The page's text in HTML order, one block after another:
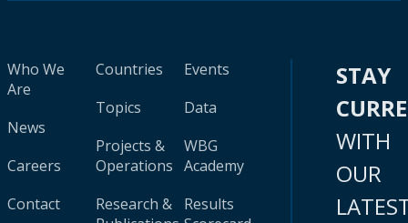
Who We
Are
News
Careers
Contact
Countries
Topics
Projects &
Operations
Research &
Events
Data
WBG
Academy
Results
STAY
WITH
OUR